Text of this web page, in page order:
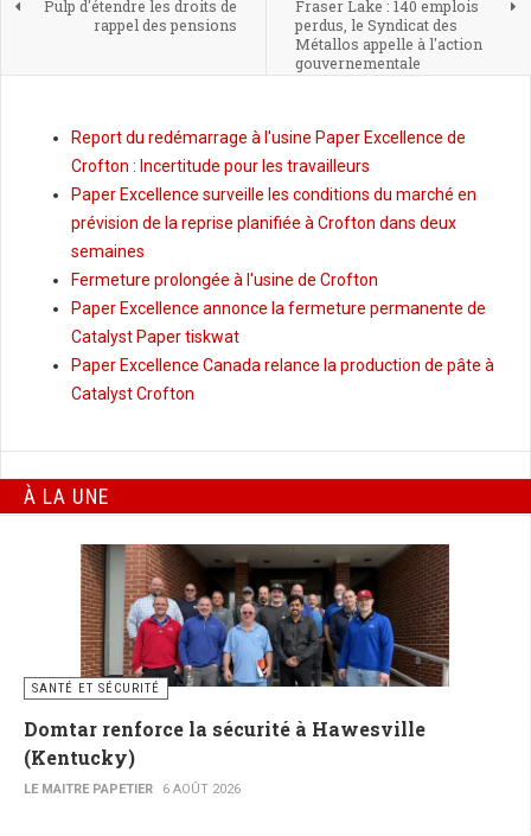
Pulp d'étendre les droits de
rappel des pensions
Fraser Lake : 140 emplois
perdus, le Syndicat des
Métallos appelle à l'action
gouvernementale
Report du redémarrage à l'usine Paper Excellence de
Crofton : Incertitude pour les travailleurs
Paper Excellence surveille les conditions du marché en
prévision de la reprise planifiée à Crofton dans deux
semaines
Fermeture prolongée à l'usine de Crofton
Paper Excellence annonce la fermeture permanente de
Catalyst Paper tiskwat
Paper Excellence Canada relance la production de pâte à
Catalyst Crofton
À LA UNE
SANTÉ ET SÉCURITÉ
Domtar renforce la sécurité à Hawesville
(Kentucky)
LE MAITRE PAPETIER 6 AOÛT 2026